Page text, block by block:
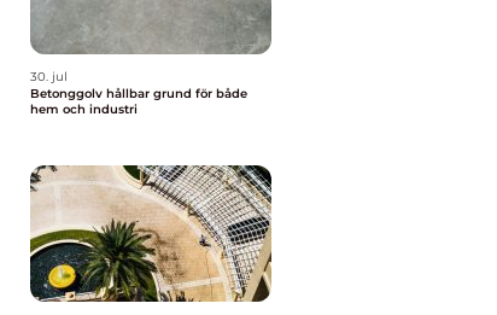
30. jul
Betonggolv hållbar grund för både
hem och industri